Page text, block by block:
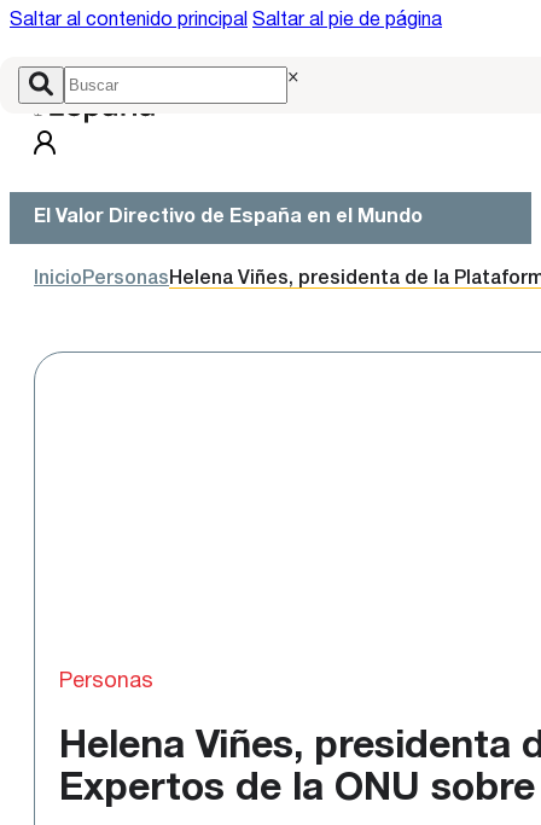
Saltar al contenido principal Saltar al pie de página
×
El Valor Directivo de España en el Mundo
Inicio Personas Helena Viñes, presidenta de la
Personas
Helena Viñes, presidenta
Expertos de la ONU